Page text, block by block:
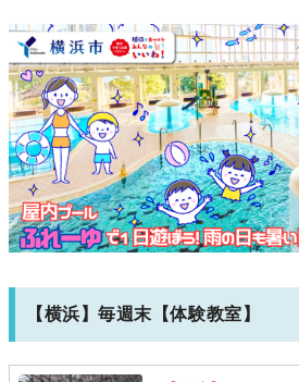
【横浜】毎週末【体験教室】